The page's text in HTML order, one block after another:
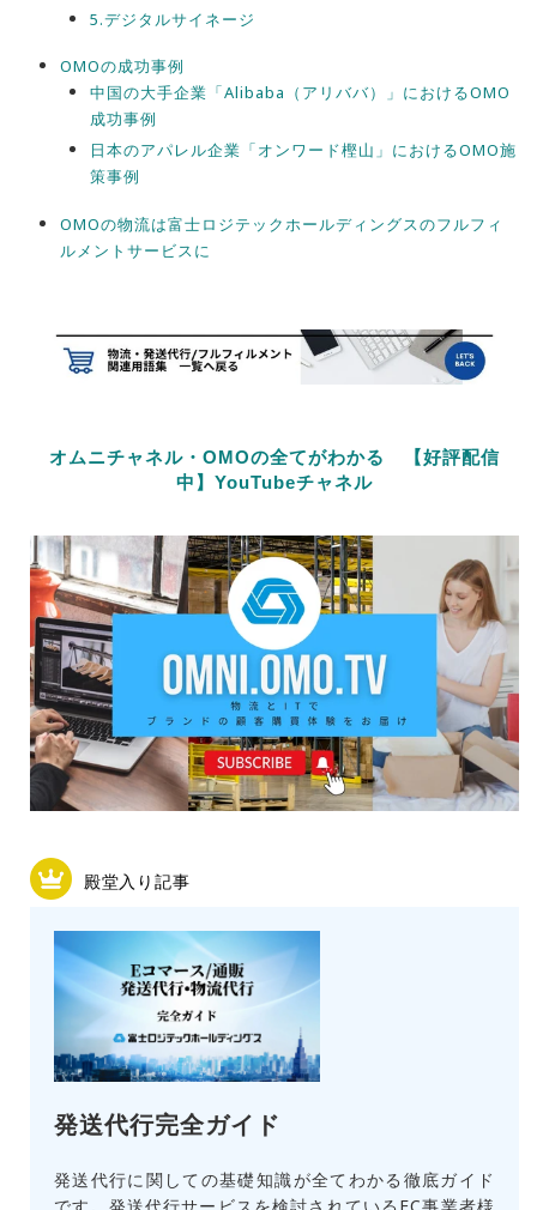
5.デジタルサイネージ
OMOの成功事例
中国の大手企業「Alibaba（アリババ）」におけるOMO
成功事例
日本のアパレル企業「オンワード樫山」におけるOMO施
策事例
OMOの物流は富士ロジテックホールディングスのフルフィ
ルメントサービスに
オムニチャネル・OMOの全てがわかる 【好評配信
中】YouTubeチャネル
殿堂入り記事
発送代行完全ガイド
発送代行に関しての基礎知識が全てわかる徹底ガイド